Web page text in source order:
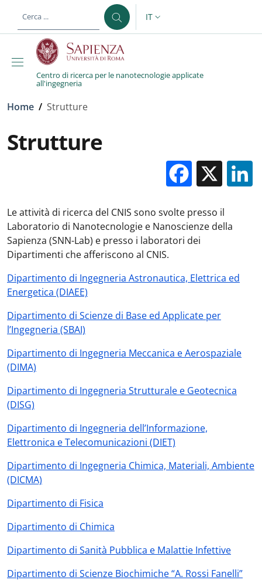
al contenuto principale
SELETTORE LINGUA:
IT
Centro di ricerca per le nanotecnologie applicate
all'ingegneria
Briciole di pane
Home / Strutture
Strutture
X
Le attività di ricerca del CNIS sono svolte presso il
Laboratorio di Nanotecnologie e Nanoscienze della
Sapienza (SNN-Lab) e presso i laboratori dei
Dipartimenti che afferiscono al CNIS.
Dipartimento di Ingegneria Astronautica, Elettrica ed
Energetica (DIAEE)
Dipartimento di Scienze di Base ed Applicate per
l’Ingegneria (SBAI)
Dipartimento di Ingegneria Meccanica e Aerospaziale
(DIMA)
Dipartimento di Ingegneria Strutturale e Geotecnica
(DISG)
Dipartimento di Ingegneria dell’Informazione,
Elettronica e Telecomunicazioni (DIET)
Dipartimento di Ingegneria Chimica, Materiali, Ambiente
(DICMA)
Dipartimento di Fisica
Dipartimento di Chimica
Dipartimento di Sanità Pubblica e Malattie Infettive
Dipartimento di Scienze Biochimiche “A. Rossi Fanelli”